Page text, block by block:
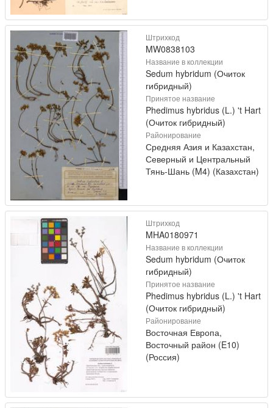
Штрихкод
MW0838103
Название в коллекции
Sedum hybridum (Очиток
гибридный)
Принятое название
Phedimus hybridus (L.) 't Hart
(Очиток гибридный)
Районирование
Средняя Азия и Казахстан,
Северный и Центральный
Тянь-Шань (M4) (Казахстан)
Штрихкод
MHA0180971
Название в коллекции
Sedum hybridum (Очиток
гибридный)
Принятое название
Phedimus hybridus (L.) 't Hart
(Очиток гибридный)
Районирование
Восточная Европа,
Восточный район (E10)
(Россия)